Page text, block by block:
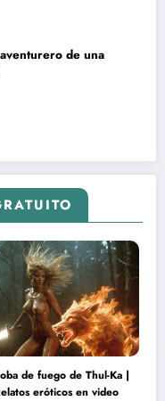
de una
de fuego de Thul-Ka |
eróticos en video